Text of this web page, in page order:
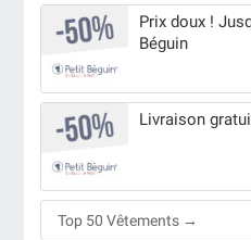
Prix doux !
Béguin
Livraison
Top 50 Vêtements →